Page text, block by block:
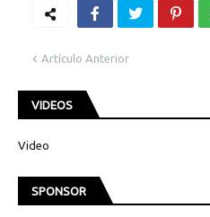
Artículo Anterior
VIDEOS
Video
SPONSOR